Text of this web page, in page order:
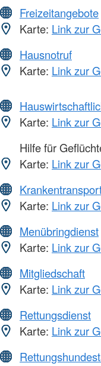
Freizeitangebote
Karte: Link zur
Hausnotruf
Karte: Link zur
Karte: Link zur
Hilfe für
Karte: Link zur
Karte: Link zur
Menübringdienst
Karte: Link zur
Mitgliedschaft
Karte: Link zur
Rettungsdienst
Karte: Link zur